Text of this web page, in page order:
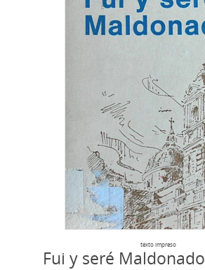
texto impreso
Fui y seré Maldonado